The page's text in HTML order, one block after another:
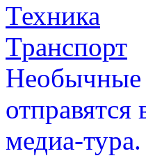
Техника
Транспорт
Необычные
медиа-